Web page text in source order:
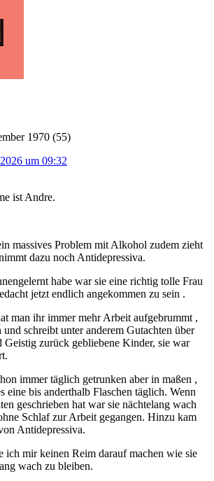
1970 (55)
um 09:32
ist Andre.
massives Problem mit Alkohol zudem zieht
dazu noch Antidepressiva.
habe war sie eine richtig tolle Frau
jetzt endlich angekommen zu sein .
man ihr immer mehr Arbeit aufgebrummt ,
schreibt unter anderem Gutachten über
Geistig zurück gebliebene Kinder, sie war
immer täglich getrunken aber in maßen ,
eine bis anderthalb Flaschen täglich. Wenn
geschrieben hat war sie nächtelang wach
Schlaf zur Arbeit gegangen. Hinzu kam
Antidepressiva.
ich mir keinen Reim darauf machen wie sie
wach zu bleiben.